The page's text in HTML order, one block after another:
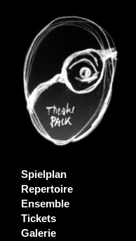
Spielplan
Repertoire
Ensemble
Tickets
Galerie